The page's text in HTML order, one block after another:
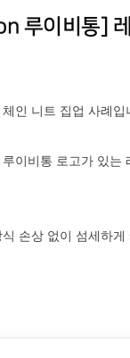
루이비통]
인 니트 집업 사례입
이비통 로고가 있는
손상 없이 섬세하게